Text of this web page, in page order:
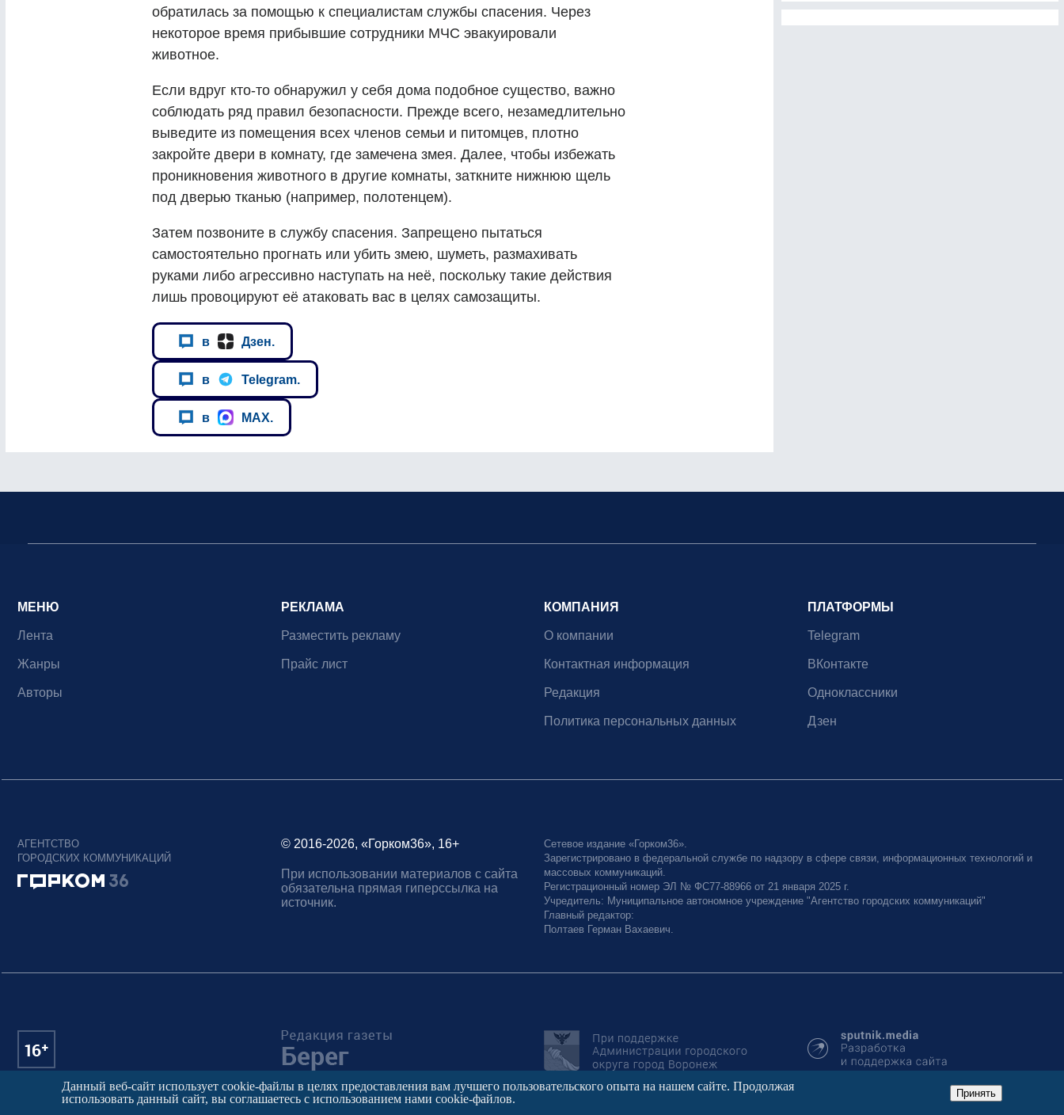
обратилась за помощью к специалистам службы спасения. Через
некоторое время прибывшие сотрудники МЧС эвакуировали
животное.
Если вдруг кто-то обнаружил у себя дома подобное существо, важно
соблюдать ряд правил безопасности. Прежде всего, незамедлительно
выведите из помещения всех членов семьи и питомцев, плотно
закройте двери в комнату, где замечена змея. Далее, чтобы избежать
проникновения животного в другие комнаты, заткните нижнюю щель
под дверью тканью (например, полотенцем).
Затем позвоните в службу спасения. Запрещено пытаться
самостоятельно прогнать или убить змею, шуметь, размахивать
руками либо агрессивно наступать на неё, поскольку такие действия
лишь провоцируют её атаковать вас в целях самозащиты.
в Дзен.
в Telegram.
в MAX.
МЕНЮ
Лента
Жанры
Авторы
РЕКЛАМА
Разместить рекламу
Прайс лист
КОМПАНИЯ
О компании
Контактная информация
Редакция
Политика персональных данных
ПЛАТФОРМЫ
Telegram
ВКонтакте
Одноклассники
Дзен
АГЕНТСТВО
ГОРОДСКИХ КОММУНИКАЦИЙ
© 2016-2026, «Горком36», 16+
При использовании материалов с сайта
обязательна прямая гиперссылка на
источник.
Сетевое издание «Горком36».
Зарегистрировано в федеральной службе по надзору в сфере связи, информационных технологий и
массовых коммуникаций.
Регистрационный номер ЭЛ № ФС77-88966 от 21 января 2025 г.
Учредитель: Муниципальное автономное учреждение "Агентство городских коммуникаций"
Главный редактор:
Полтаев Герман Вахаевич.
Данный веб-сайт использует cookie-файлы в целях предоставления вам лучшего пользовательского опыта на нашем сайте. Продолжая
использовать данный сайт, вы соглашаетесь с использованием нами cookie-файлов.
Принять